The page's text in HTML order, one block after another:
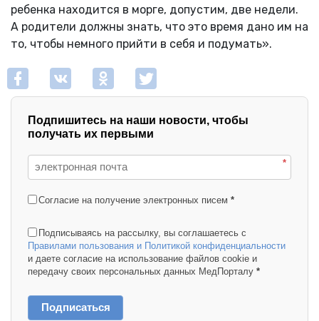
ребенка находится в морге, допустим, две недели.
А родители должны знать, что это время дано им на
то, чтобы немного прийти в себя и подумать».
Подпишитесь на наши новости, чтобы
получать их первыми
*
Согласие на получение электронных писем *
Подписываясь на рассылку, вы соглашаетесь с
Правилами пользования и Политикой конфиденциальности
и даете согласие на использование файлов cookie и
передачу своих персональных данных МедПорталу *
Подписаться